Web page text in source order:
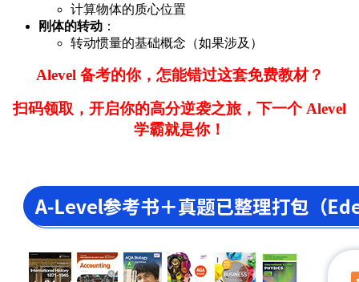
计算物体的质心位置
刚体的转动 ：
转动惯量的基础概念（如果涉及）
Alevel 备考的你，怎能错过这套免费教材？
扫码领取，开启你的高分逆袭之旅，下一个 Alevel
学霸就是你！